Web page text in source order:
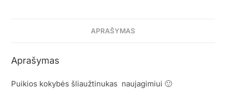
APRAŠYMAS
Aprašymas
Puikios kokybės šliaužtinukas naujagimiui 🙂